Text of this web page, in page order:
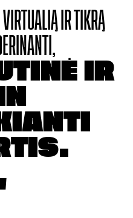
VIRTUALIĄ IR TIKRĄ
IR